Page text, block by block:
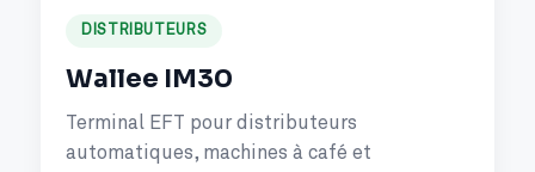
DISTRIBUTEURS
Wallee IM30
Terminal EFT pour distributeurs
automatiques, machines à café et